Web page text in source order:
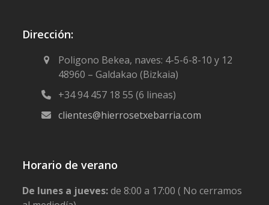
Dirección:
Poligono Bekea, naves: 4-5-6-8-10 y 12
48960 – Galdakao (Bizkaia)
+34 94 457 18 55 (6 lineas)
clientes@hierrosetxebarria.com
Horario de verano
De lunes a jueves:de 8:00 a 17:00 ( No cerramos